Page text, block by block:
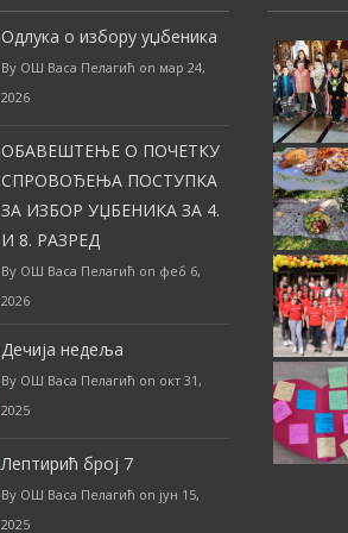
Одлука о избору уџбеника
By ОШ Васа Пелагић on мар 24,
2026
ОБАВЕШТЕЊЕ О ПОЧЕТКУ
СПРОВОЂЕЊА ПОСТУПКА
ЗА ИЗБОР УЏБЕНИКА ЗА 4.
И 8. РАЗРЕД
By ОШ Васа Пелагић on феб 6,
2026
Дечија недеља
By ОШ Васа Пелагић on окт 31,
2025
Лептирић број 7
By ОШ Васа Пелагић on јун 15,
2025